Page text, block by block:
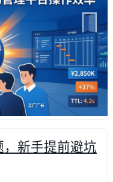
，新手提前避坑